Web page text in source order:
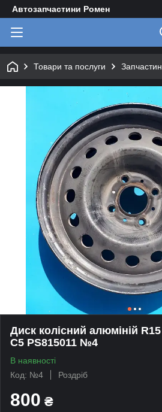
Автозапчастини Ромен
Товари та послуги
Диск колісний алюміній
C5 PS815011 №4
В наявності
Код: №4
Роздріб
800 ₴